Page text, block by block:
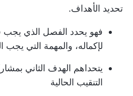
تحديد الأهداف.
فهو يحدد الفصل الذي يجب
لإكماله، والمهمة التي يجب
يتحداهم الهدف الثاني
التنقيب الحالية